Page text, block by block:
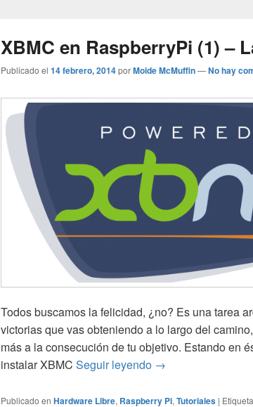
XBMC en RaspberryPi (1) –
Publicado el 14 febrero, 2014porMoide McMuffin—No hay
Todos buscamos la felicidad, ¿no? Es una tarea
victorias que vas obteniendo a lo largo del
más a la consecución de tu objetivo. Estando en
instalar XBMC Seguir leyendo XBMC en
→
Publicado en Hardware Libre, Raspberry Pi, Tutoriales |